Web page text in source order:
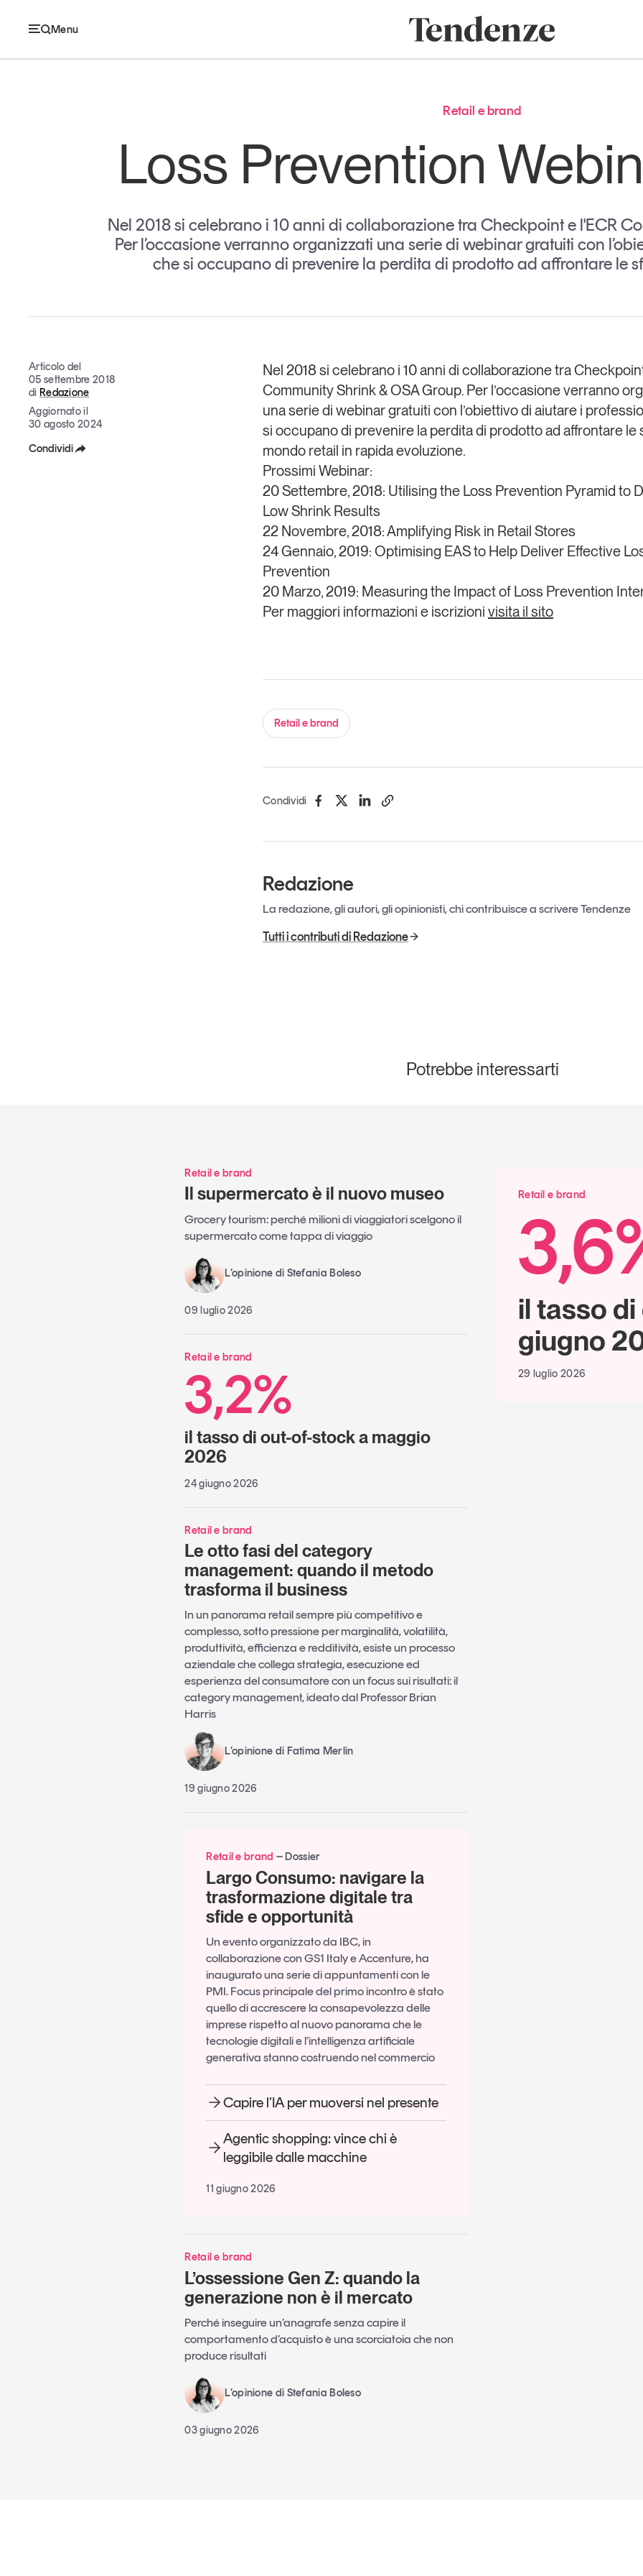
Menu
Economia e consumi
Logistica
Retail e brand
Sostenibilità
Magazine
Opinioni
Dossier
Interviste
Comunicati stampa
Video
ricerche
appuntamenti
Chi siamo
Newsletter
Tendenze è il magazine di GS1 Italy che racconta in modo
indipendente il cambiamento e le sfide del largo consumo e
Tendenze GS1 Italy
Retail e brand
Loss Prevention
Nel 2018 si celebrano i 10 anni di collaborazione tra Checkpoint e l'ECR
Per l’occasione verranno organizzati una serie di webinar gratuiti con
che si occupano di prevenire la perdita di prodotto ad affrontare le
Articolo del
05 settembre 2018
di Redazione
Aggiornato il
30 agosto 2024
Condividi
Nel 2018 si celebrano i 10 anni di collaborazione tra
Community Shrink & OSA Group.Per l’occasione verranno
una serie di webinar gratuiti con l’obiettivo di aiutare i
si occupano di prevenire la perdita di prodotto ad affrontare le
mondo retail in rapida evoluzione.
Prossimi Webinar:
20 Settembre, 2018: Utilising the Loss Prevention Pyramid to
Low Shrink Results
22 Novembre, 2018: Amplifying Risk in Retail Stores
24 Gennaio, 2019: Optimising EAS to Help Deliver Effective
Prevention
20 Marzo, 2019: Measuring the Impact of Loss Prevention
Per maggiori informazioni e iscrizioni visita il sito
Retail e brand
Condividi
Redazione
La redazione, gli autori, gli opinionisti, chi contribuisce a scrivere Tendenze
Tutti i contributi di Redazione
Potrebbe interessarti
Retail e brand
il tasso
giugno
29 luglio 2026
Retail e brand
Il supermercato è il nuovo museo
Grocery tourism: perché milioni di viaggiatori scelgono il
supermercato come tappa di viaggio
L’opinione di Stefania Boleso
09 luglio 2026
Retail e brand
3,2%
il tasso di out-of-stock a maggio
2026
24 giugno 2026
Retail e brand
Le otto fasi del category
management: quando il metodo
trasforma il business
In un panorama retail sempre più competitivo e
complesso, sotto pressione per marginalità, volatilità,
produttività, efficienza e redditività, esiste un processo
aziendale che collega strategia, esecuzione ed
esperienza del consumatore con un focus sui risultati: il
category management, ideato dal Professor Brian
Harris
L’opinione di Fatima Merlin
19 giugno 2026
Retail e brand Dossier
Largo Consumo: navigare la
trasformazione digitale tra
sfide e opportunità
Un evento organizzato da IBC, in
collaborazione con GS1 Italy e Accenture, ha
inaugurato una serie di appuntamenti con le
PMI. Focus principale del primo incontro è stato
quello di accrescere la consapevolezza delle
imprese rispetto al nuovo panorama che le
tecnologie digitali e l’intelligenza artificiale
generativa stanno costruendo nel commercio
Capire l’IA per muoversi nel presente
Agentic shopping: vince chi è
leggibile dalle macchine
11 giugno 2026
Retail e brand
L’ossessione Gen Z: quando la
generazione non è il mercato
Perché inseguire un’anagrafe senza capire il
comportamento d’acquisto è una scorciatoia che non
produce risultati
L’opinione di Stefania Boleso
03 giugno 2026